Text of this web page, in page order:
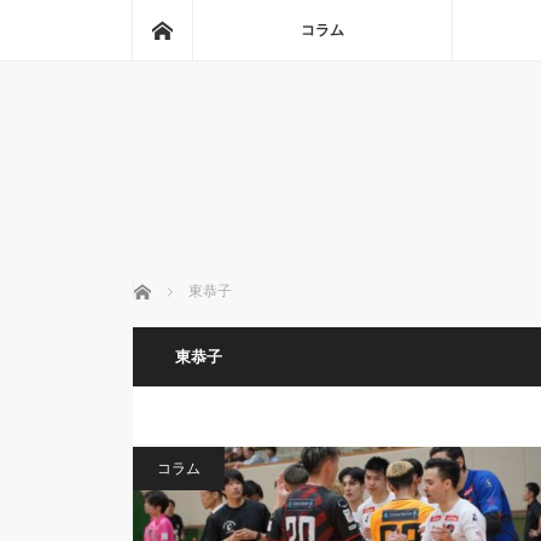
コラム
ホーム 東恭子
東恭子
コラム